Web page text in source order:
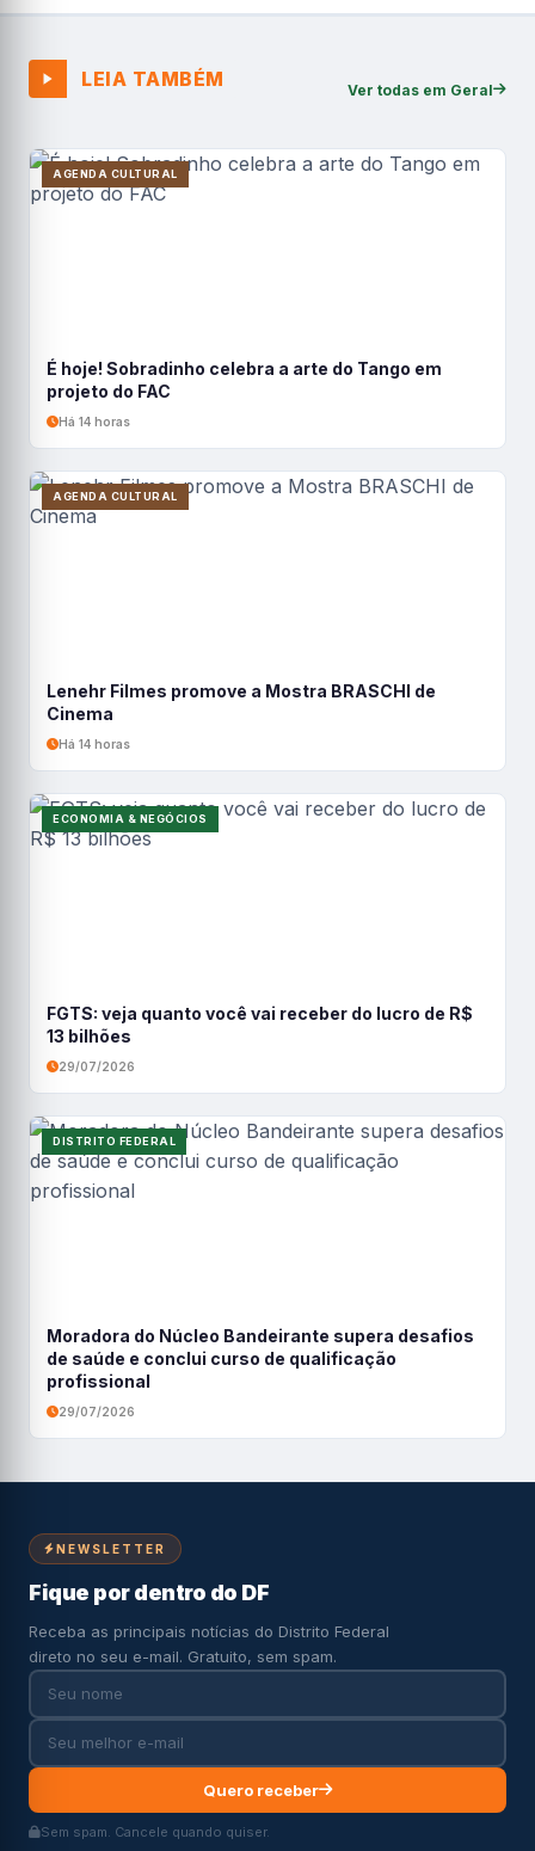
LEIA TAMBÉM Ver todas em Geral
AGENDA CULTURAL
É hoje! Sobradinho celebra a arte do Tango em
projeto do FAC
Há 14 horas
AGENDA CULTURAL
Lenehr Filmes promove a Mostra BRASCHI de
Cinema
Há 14 horas
ECONOMIA & NEGÓCIOS
FGTS: veja quanto você vai receber do lucro de R$
13 bilhões
29/07/2026
DISTRITO FEDERAL
Moradora do Núcleo Bandeirante supera desafios
de saúde e conclui curso de qualificação
profissional
29/07/2026
NEWSLETTER
Fique por dentro do DF
Receba as principais notícias do Distrito Federal
direto no seu e-mail. Gratuito, sem spam.
Quero receber
Sem spam. Cancele quando quiser.